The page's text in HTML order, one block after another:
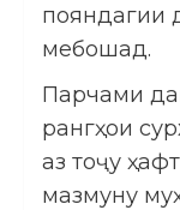
пояндагии
мебошад.
Парчами
рангҳои
аз тоҷу
мазмуну